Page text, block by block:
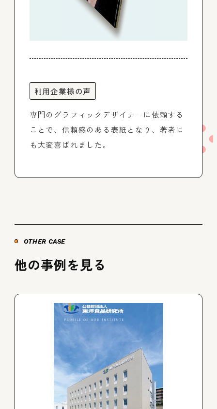
利用企業様の声
専門のグラフィックデザイナーに依頼する
ことで、信頼感のある表紙となり、著者に
も大変喜ばれました。
OTHER CASE
他の事例を見る